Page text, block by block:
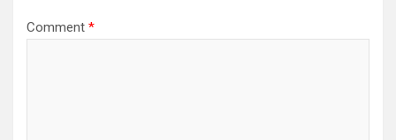
Comment *